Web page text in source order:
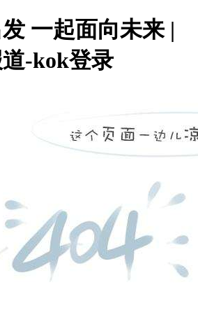
一起面向未来 |
-kok登录